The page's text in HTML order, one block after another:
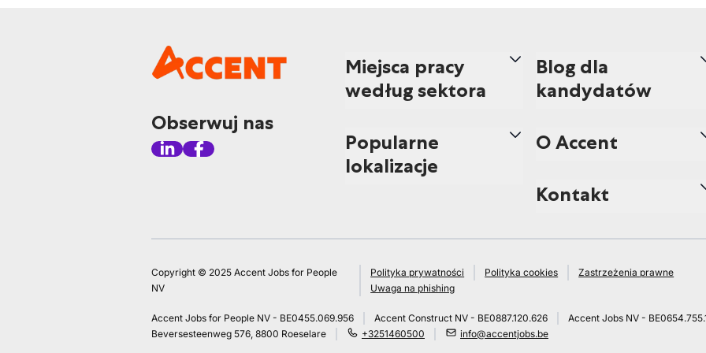
Obserwuj nas
Miejsca pracy
według sektora
Popularne
lokalizacje
Blog dla
kandydatów
O Accent
Kontakt
Copyright © 2025 Accent Jobs for People
NV
Polityka prywatności Polityka cookies
Zastrzeżenia prawne
Uwaga na phishing
Accent Jobs for People NV - BE0455.069.956 Accent Construct NV - BE0887.120.626
Accent Jobs NV -
Beversesteenweg 576, 8800 Roeselare
+3251460500 info@accentjobs.be